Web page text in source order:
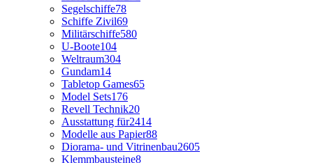
Segelschiffe78
Schiffe Zivil69
Militärschiffe580
U-Boote104
Weltraum304
Gundam14
Tabletop Games65
Model Sets176
Revell Technik20
Ausstattung für2414
Modelle aus Papier88
Diorama- und Vitrinenbau2605
Klemmbausteine8